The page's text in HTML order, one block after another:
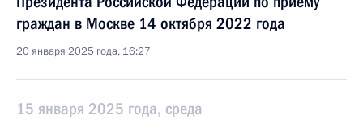
граждан в Москве 14 октября 2022 года
20 января 2025 года, 16:27
15 января 2025 года, среда